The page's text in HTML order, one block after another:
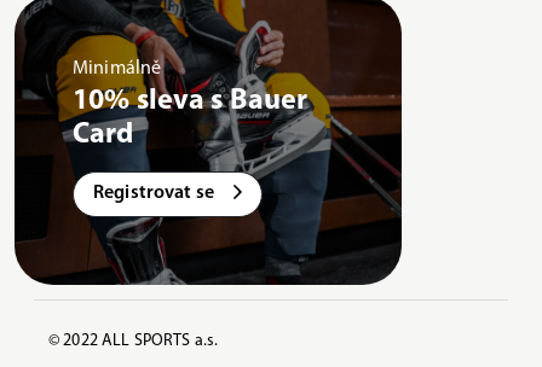
Minimálně
10% sleva s Bauer
Card
Registrovat se
© 2022 ALL SPORTS a.s.